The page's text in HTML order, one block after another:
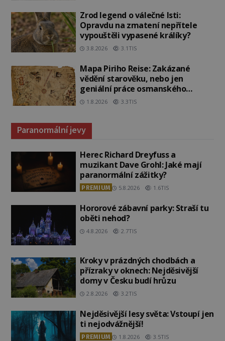
Zrod legend o válečné lsti:
Opravdu na zmatení nepřítele
vypouštěli vypasené králíky?
3.8.2026 3.1TIS
Mapa Piriho Reise: Zakázané
vědění starověku, nebo jen
geniální práce osmanského
admirála?
1.8.2026 3.3TIS
Paranormální jevy
Herec Richard Dreyfuss a
muzikant Dave Grohl: Jaké mají
paranormální zážitky?
PREMIUM 5.8.2026 1.6TIS
Hororové zábavní parky: Straší tu
oběti nehod?
4.8.2026 2.7TIS
Kroky v prázdných chodbách a
přízraky v oknech: Nejděsivější
domy v Česku budí hrůzu
2.8.2026 3.2TIS
Nejděsivější lesy světa: Vstoupí jen
ti nejodvážnější!
PREMIUM 1.8.2026 3.5TIS